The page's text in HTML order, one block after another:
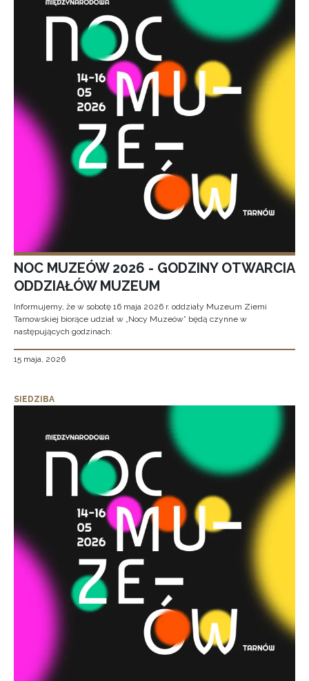
NOC MUZEÓW 2026 - GODZINY OTWARCIA
ODDZIAŁÓW MUZEUM
Informujemy, że w sobotę 16 maja 2026 r. oddziały Muzeum Ziemi
Tarnowskiej biorące udział w „Nocy Muzeów” będą czynne w
następujących godzinach:
15 maja, 2026
SIEDZIBA